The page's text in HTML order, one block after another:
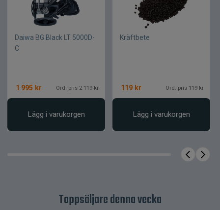
Daiwa BG Black LT 5000D-
C
1 995 kr Ord. pris 2 119 kr
Lägg i varukorgen
Kräftbete
119 kr Ord. pris 119 kr
Lägg i varukorgen
Toppsäljare denna vecka